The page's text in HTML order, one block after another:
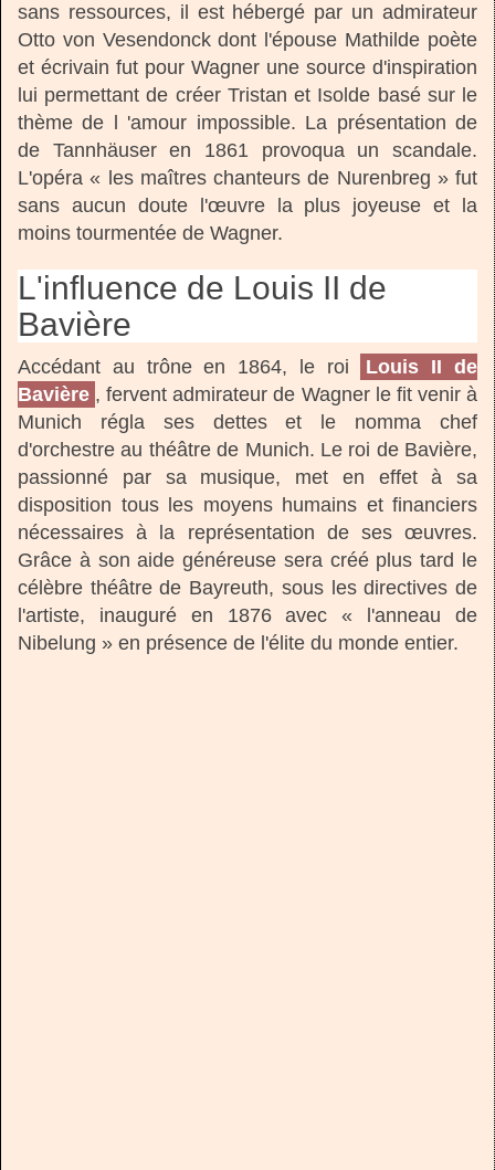
sans ressources, il est hébergé par un admirateur
Otto von Vesendonck dont l'épouse Mathilde poète
et écrivain fut pour Wagner une source d'inspiration
lui permettant de créer Tristan et Isolde basé sur le
thème de l 'amour impossible. La présentation de
de Tannhäuser en 1861 provoqua un scandale.
L'opéra « les maîtres chanteurs de Nurenbreg » fut
sans aucun doute l'œuvre la plus joyeuse et la
moins tourmentée de Wagner.
L'influence de Louis II de
Bavière
Accédant au trône en 1864, le roi
Louis II de
Bavière , fervent admirateur de Wagner le fit venir à
Munich régla ses dettes et le nomma chef
d'orchestre au théâtre de Munich. Le roi de Bavière,
passionné par sa musique, met en effet à sa
disposition tous les moyens humains et financiers
nécessaires à la représentation de ses œuvres.
Grâce à son aide généreuse sera créé plus tard le
célèbre théâtre de Bayreuth, sous les directives de
l'artiste, inauguré en 1876 avec « l'anneau de
Nibelung » en présence de l'élite du monde entier.